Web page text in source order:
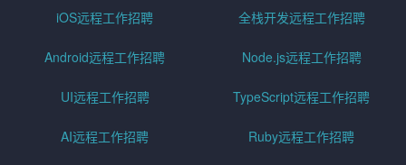
iOS远程工作招聘 全栈开发远程工作招聘
Android远程工作招聘 Node.js远程工作招聘
UI远程工作招聘 TypeScript远程工作招聘
AI远程工作招聘 Ruby远程工作招聘